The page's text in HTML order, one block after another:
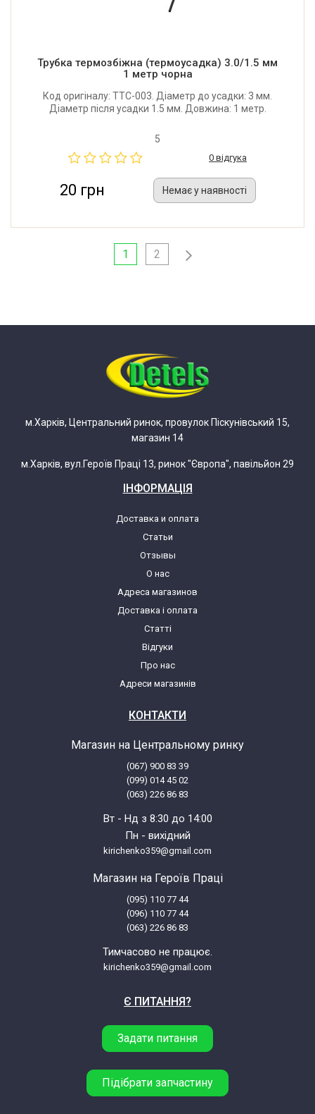
Трубка термозбіжна (термоусадка) 3.0/1.5 мм
1 метр чорна
Код оригіналу: TTC-003. Діаметр до усадки: 3 мм.
Діаметр після усадки 1.5 мм. Довжина: 1 метр.
5
0 відгука
20 грн Немає у наявності
1 2
м.Харків, Центральний ринок, провулок Піскунівський 15,
магазин 14
м.Харків, вул.Героїв Праці 13, ринок "Європа", павільйон 29
ІНФОРМАЦІЯ
Доставка и оплата
Статьи
Отзывы
О нас
Адреса магазинов
Доставка і оплата
Статті
Відгуки
Про нас
Адреси магазинів
КОНТАКТИ
Магазин на Центральному ринку
(067) 900 83 39
(099) 014 45 02
(063) 226 86 83
Вт - Нд з 8:30 до 14:00
Пн - вихідний
kirichenko359@gmail.com
Магазин на Героїв Праці
(095) 110 77 44
(096) 110 77 44
(063) 226 86 83
Тимчасово не працює.
kirichenko359@gmail.com
Є ПИТАННЯ?
Задати питання
Підібрати запчастину